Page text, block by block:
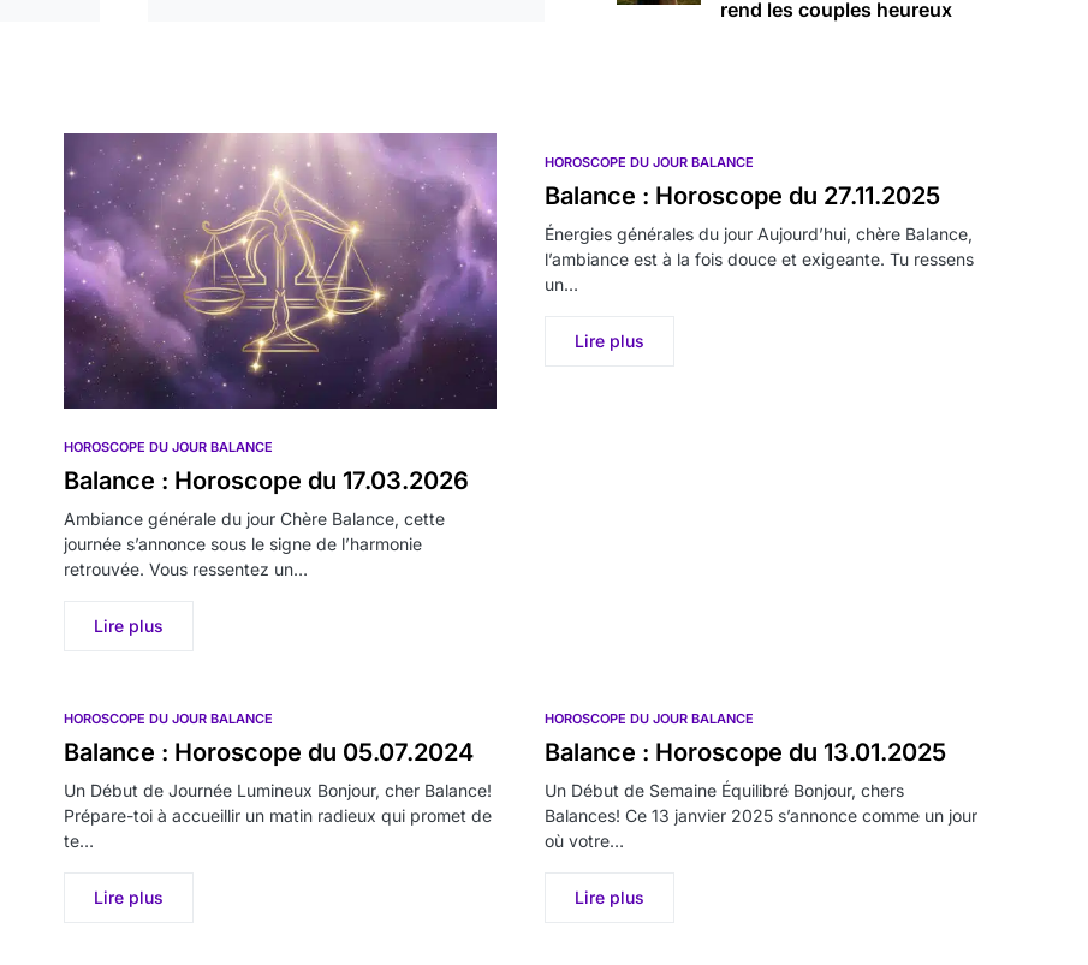
rend les couples heureux
HOROSCOPE DU JOUR BALANCE
Balance : Horoscope du 17.03.2026
Ambiance générale du jour Chère Balance, cette
journée s’annonce sous le signe de l’harmonie
retrouvée. Vous ressentez un…
Lire plus
HOROSCOPE DU JOUR BALANCE
Balance : Horoscope du 27.11.2025
Énergies générales du jour Aujourd’hui, chère Balance,
l’ambiance est à la fois douce et exigeante. Tu ressens
un…
Lire plus
HOROSCOPE DU JOUR BALANCE
Balance : Horoscope du 05.07.2024
Un Début de Journée Lumineux Bonjour, cher Balance!
Prépare-toi à accueillir un matin radieux qui promet de
te…
Lire plus
HOROSCOPE DU JOUR BALANCE
Balance : Horoscope du 13.01.2025
Un Début de Semaine Équilibré Bonjour, chers
Balances! Ce 13 janvier 2025 s’annonce comme un jour
où votre…
Lire plus